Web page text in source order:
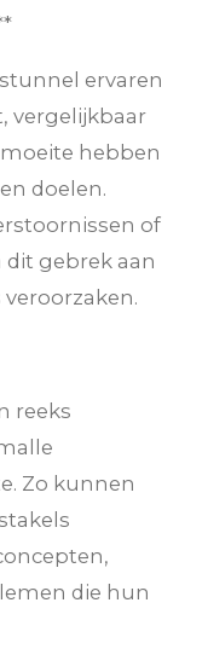
ervaren
vergelijkbaar
hebben
doelen.
of
gebrek aan
reeks
Zo kunnen
die hun